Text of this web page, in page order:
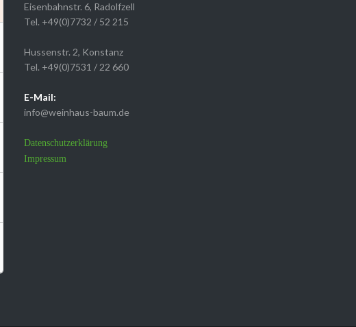
Eisenbahnstr. 6, Radolfzell
Tel. +49(0)7732 / 52 215
Hussenstr. 2, Konstanz
Tel. +49(0)7531 / 22 660
E-Mail:
info@weinhaus-baum.de
Datenschutzerklärung
Impressum